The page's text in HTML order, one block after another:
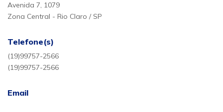
Avenida 7, 1079
Zona Central - Rio Claro / SP
Telefone(s)
(19)99757-2566
(19)99757-2566
Email